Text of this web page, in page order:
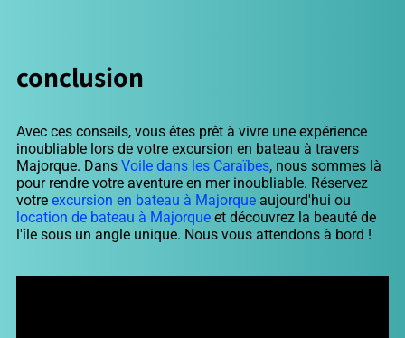
conclusion
Avec ces conseils, vous êtes prêt à vivre une expérience
inoubliable lors de votre excursion en bateau à travers
Majorque. Dans Voile dans les Caraïbes, nous sommes là
pour rendre votre aventure en mer inoubliable. Réservez
votre excursion en bateau à Majorque aujourd'hui ou
location de bateau à Majorque et découvrez la beauté de
l'île sous un angle unique. Nous vous attendons à bord !